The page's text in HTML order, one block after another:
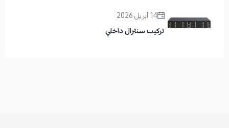
14 أبريل 2026
تركيب سنترال داخلي